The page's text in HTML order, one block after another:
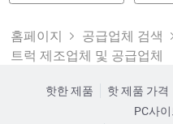
연료 탱크 트럭 트레일러 제조
고체 연료 난로 공장 중형
연료 탱커
홈페이지 공급업체 검색
트럭 제조업체 및 공급업체
핫한 제품 핫 제품 가격
PC사